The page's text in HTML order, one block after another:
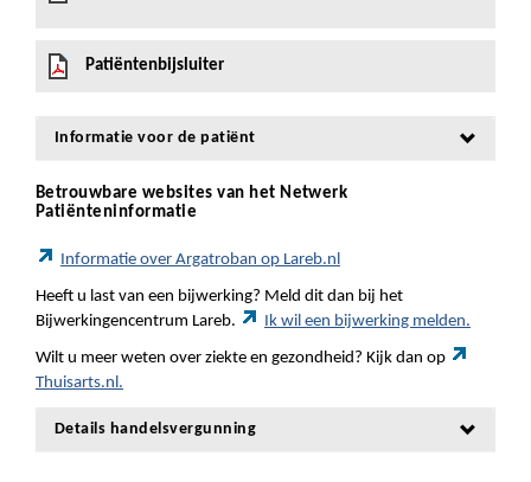
Patiëntenbijsluiter
Informatie voor de patiënt
Betrouwbare websites van het Netwerk
Patiënteninformatie
Informatie over Argatroban op Lareb.nl
Heeft u last van een bijwerking? Meld dit dan bij het
Bijwerkingencentrum Lareb.
Ik wil een bijwerking melden.
Wilt u meer weten over ziekte en gezondheid? Kijk dan op
Thuisarts.nl.
Details handelsvergunning